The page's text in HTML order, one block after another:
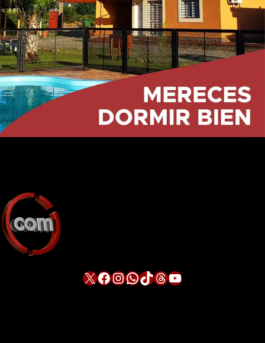
X Facebook InstagramWhatsApp TikTok Threads YouTube